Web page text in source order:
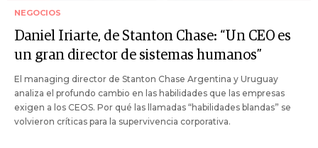
NEGOCIOS
Daniel Iriarte, de Stanton Chase: “Un CEO es
un gran director de sistemas humanos”
El managing director de Stanton Chase Argentina y Uruguay
analiza el profundo cambio en las habilidades que las empresas
exigen a los CEOS. Por qué las llamadas “habilidades blandas” se
volvieron críticas para la supervivencia corporativa.